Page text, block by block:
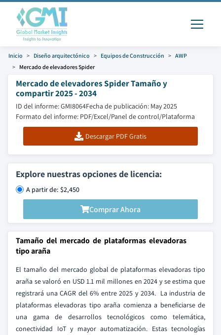
Inicio Diseño arquitectónico Equipos de Construcción
AWP
Mercado de elevadores Spider
Mercado de elevadores Spider Tamaño y
compartir 2025 - 2034
ID del informe: GMI8064Fecha de publicación: May 2025
Formato del informe: PDF/Excel/Panel de control/Plataforma
Descargar PDF Gratis
Explore nuestras opciones de licencia:
A partir de: $2,450
Comprar Ahora
Tamaño del mercado de plataformas elevadoras
tipo araña
El tamaño del mercado global de plataformas elevadoras tipo
araña se valoró en USD 1.1 mil millones en 2024 y se estima que
registrará una CAGR del 6% entre 2025 y 2034. La industria de
plataformas elevadoras tipo araña comienza a beneficiarse de
una gama de desarrollos tecnológicos como telemática,
conectividad IoT y mayor automatización. Estas tecnologías